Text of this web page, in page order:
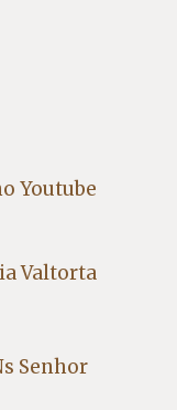
Youtube
Valtorta
Senhor